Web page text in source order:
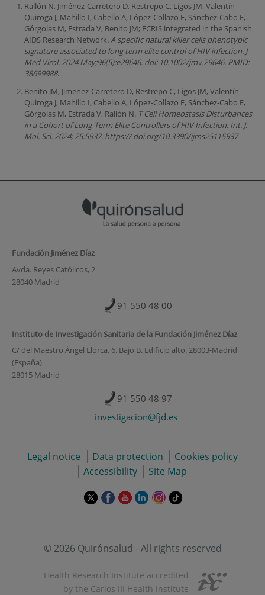
Rallón N, Jiménez-Carretero D, Restrepo C, Ligos JM, Valentín-
Quiroga J, Mahillo I, Cabello A, López-Collazo E, Sánchez-Cabo F,
Górgolas M, Estrada V, Benito JM; ECRIS integrated in the Spanish
AIDS Research Network.A specific natural killer cells phenotypic
signature associated to long term elite control of HIV infection. J
Med Virol. 2024 May;96(5):e29646. doi: 10.1002/jmv.29646. PMID:
38699988.
Benito JM, Jimenez-Carretero D, Restrepo C, Ligos JM, Valentín-
Quiroga J, Mahillo I, Cabello A, López-Collazo E, Sánchez-Cabo F,
Górgolas M, Estrada V, Rallón N.T Cell Homeostasis Disturbances
in a Cohort of Long-Term Elite Controllers of HIV Infection. Int. J.
Mol. Sci. 2024; 25:5937. https:// doi.org/10.3390/ijms25115937
Fundación Jiménez Díaz
Avda. Reyes Católicos, 2
28040 Madrid
91 550 48 00
Instituto de Investigación Sanitaria de la Fundación Jiménez Díaz
C/ del Maestro Ángel Llorca, 6. Bajo B. Edificio alto. 28003-Madrid
(España)
28015 Madrid
91 550 48 97
investigacion@fjd.es
Legal notice Data protection
Cookies policy
Accessibility
Site Map
This
in
pop-
up
This
in
pop-
This
in
pop-
This
in
up
This
in
pop-
Link
© 2026 Quirónsalud - All rights reserved
Health Research Institute accredited
by the Carlos III Health Institute